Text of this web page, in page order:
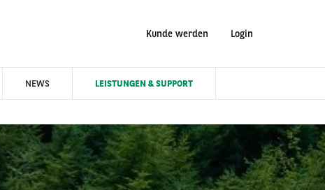
Kunde werden Login
NEWS LEISTUNGEN & SUPPORT